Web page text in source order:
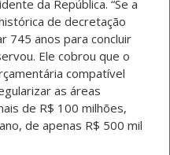
da República. “Se a
de decretação
745 anos para concluir
Ele cobrou que o
compatível
as áreas
de R$ 100 milhões,
de apenas R$ 500 mil